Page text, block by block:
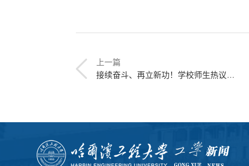
上一篇
接续奋斗、再立新功！学校师生热议党的二十届四中全会精神